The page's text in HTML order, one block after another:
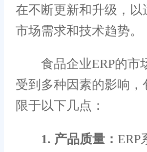
在不断更新和升级，以
市场需求和技术趋势。
食品企业ERP的市
受到多种因素的影响，
限于以下几点：
1. 产品质量： ERP